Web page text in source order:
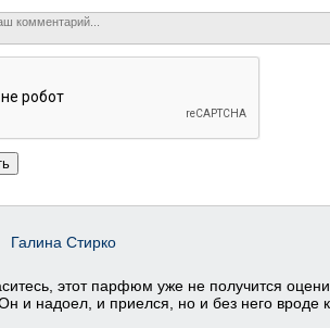
Галина Стирко
этот парфюм уже не получится
и надоел, и приелся, но и без него вроде